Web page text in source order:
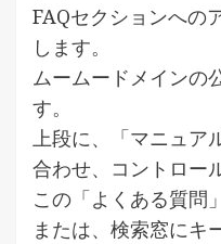
FAQセクションへの
します。
ムームードメインの
す。
上段に、「マニュア
合わせ、コントロー
この「よくある質問
または、検索窓にキ